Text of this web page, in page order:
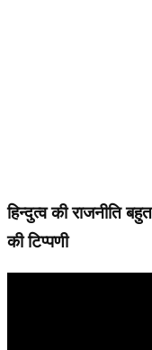
हिन्दुत्व की राजनीति
की टिप्पणी